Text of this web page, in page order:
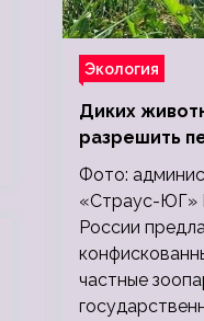
Экология
Диких
разрешить
зоопарки
Фото:
«Страус-ЮГ»
России
частные